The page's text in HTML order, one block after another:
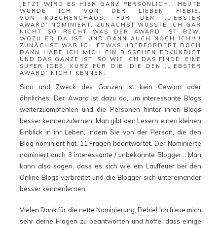
JETZT WIRD ES HIER GANZ PERSÖNLICH… HEUTE
WURDE ICH VON DER LIEBEN FIEBIE,
VON KUECHENCHAOS , FÜR DEN ‚LIEBSTER
AWARD‘ NOMINIERT. ZUNÄCHST WUSSTE ICH GAR
NICHT SO RECHT WAS DER AWARD IST BZW.
WOZU ER DA IST. UND DANN AUCH NOCH ICH!!!!
ZUNÄCHST WAR ICH ETWAS ÜBERFORDERT DOCH
DANN HABE ICH MICH EIN BISSCHEN ERKUNDIGT
UND DAS GANZE IST, SO WIE ICH DAS FINDE, EINE
SUPER IDEE. KURZ FÜR DIE, DIE DEN ‚LIEBSTER
AWARD‘ NICHT KENNEN:
Sinn und Zweck des Ganzen ist kein Gewinn oder
ähnliches. Der Award ist dazu da, um interessante Blogs
weiterzuempfehlen und die Personen hinter ihren Blogs
besser kennenzulernen. Man gibt den Lesern einen kleinen
Einblick in ihr Leben, indem Sie von der Person, die den
Blog nominiert hat, 11 Fragen beantwortet. Der Nominierte
nominiert auch 3 interessante / unbekannte Blogger… Man
kann also sagen, dass es sich wie ein Lauffeuer bei den
Online Blogs verbreitet und die Blogger sich untereinander
besser kennenlernen.
Vielen Dank für die nette Nominierung,Fiebie! Ich freue mich
sehr deine Fragen zu beantworten und hoffe, dass einige